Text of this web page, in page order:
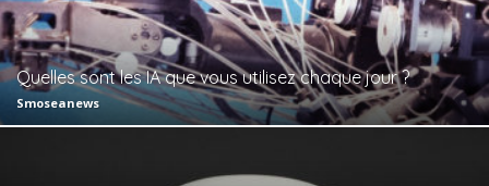
Quelles sont les IA que vous utilisez chaque jour ?
Smoseanews